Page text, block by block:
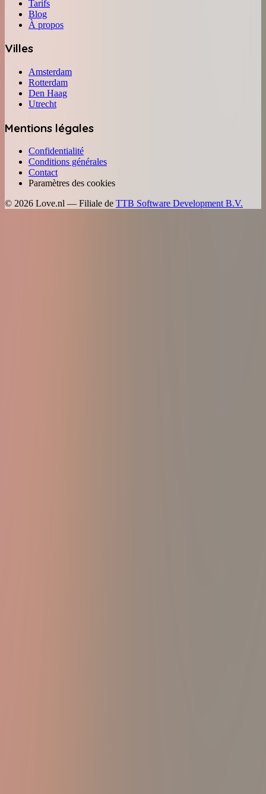
Tarifs
Blog
À propos
Villes
Amsterdam
Rotterdam
Den Haag
Utrecht
Mentions légales
Confidentialité
Conditions générales
Contact
Paramètres des cookies
© 2026 Love.nl — Filiale de TTB Software Development B.V.